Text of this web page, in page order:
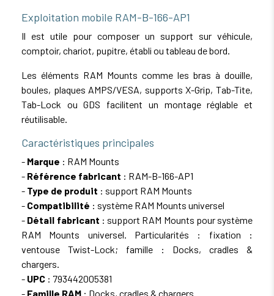
Exploitation mobile RAM-B-166-AP1
Il est utile pour composer un support sur véhicule,
comptoir, chariot, pupitre, établi ou tableau de bord.
Les éléments RAM Mounts comme les bras à douille,
boules, plaques AMPS/VESA, supports X-Grip, Tab-Tite,
Tab-Lock ou GDS facilitent un montage réglable et
réutilisable.
Caractéristiques principales
- Marque : RAM Mounts
- Référence fabricant : RAM-B-166-AP1
- Type de produit : support RAM Mounts
- Compatibilité : système RAM Mounts universel
- Détail fabricant : support RAM Mounts pour système
RAM Mounts universel. Particularités : fixation :
ventouse Twist-Lock; famille : Docks, cradles &
chargers.
- UPC : 793442005381
- Famille RAM : Docks, cradles & chargers